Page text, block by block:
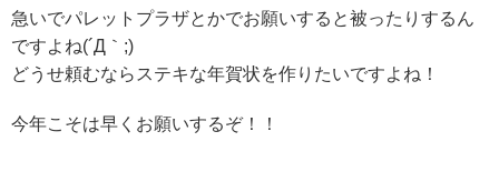
急いでパレットプラザとかでお願いすると被ったりするん
ですよね(´Д｀;)
どうせ頼むならステキな年賀状を作りたいですよね！
今年こそは早くお願いするぞ！！